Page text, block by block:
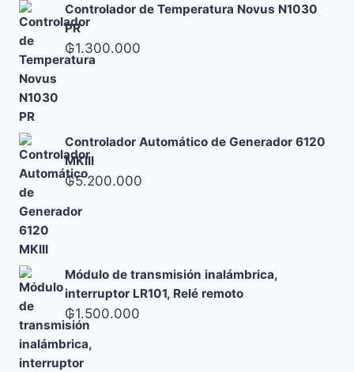
Controlador de Temperatura Novus N1030
PR
₲1.300.000
Controlador Automático de Generador 6120
MKIII
₲5.200.000
Módulo de transmisión inalámbrica,
interruptor LR101, Relé remoto
₲1.500.000